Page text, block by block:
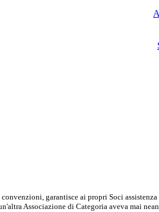
convenzioni, garantisce ai propri Soci
Associazione di Categoria aveva mai